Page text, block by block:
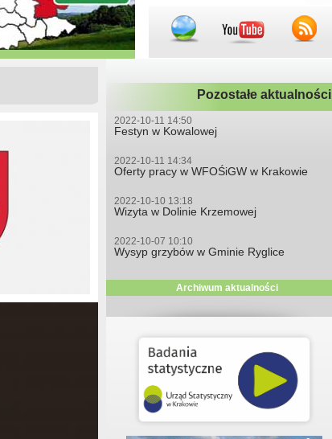
Pozostałe aktualności
2022-10-11 14:50
Festyn w Kowalowej
2022-10-11 14:34
Oferty pracy w WFOŚiGW w Krakowie
2022-10-10 13:18
Wizyta w Dolinie Krzemowej
2022-10-07 10:10
Wysyp grzybów w Gminie Ryglice
Archiwum aktualności